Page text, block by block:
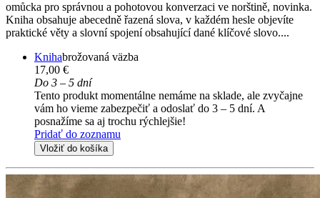
omůcka pro správnou a pohotovou konverzaci ve norštině, novinka.
Kniha obsahuje abecedně řazená slova, v každém hesle objevíte
praktické věty a slovní spojení obsahující dané klíčové slovo....
Knihabrožovaná väzba
17,00 €
Do 3 – 5 dní
Tento produkt momentálne nemáme na sklade, ale zvyčajne
vám ho vieme zabezpečiť a odoslať do 3 – 5 dní. A
posnažíme sa aj trochu rýchlejšie!
Pridať do zoznamu
Vložiť do košíka